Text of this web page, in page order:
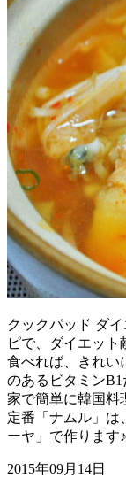
クックパッド ダ
ピで、ダイエッ
食べれば、きれい
のあるビタミン
家で簡単に韓国料
定番「ナムル」は
ーヤ」で作ります♪
2015年09月14日